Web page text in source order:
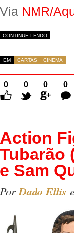
Via NMR/
CONTINUE LENDO
EM CARTAS CINEMA
0 0 0
0
Action
Tubarão
e Sam
PorDado Ellis